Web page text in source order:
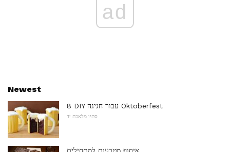
ad
Newest
8 DIY עבור חגיגה Oktoberfest
סתיו מלאכת יד